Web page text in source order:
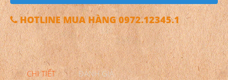
HOTLINE MUA HÀNG 0972.12345.1
CHI TIẾT ĐÁNH GIÁ